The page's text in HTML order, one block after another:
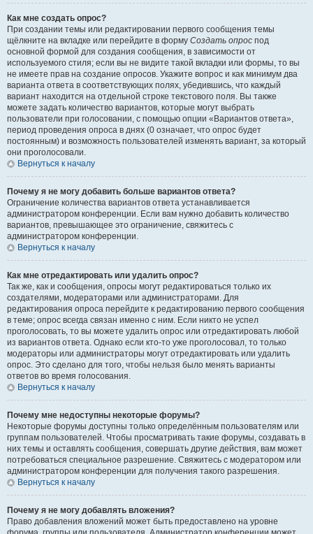
Как мне создать опрос?
При создании темы или редактировании первого сообщения темы
щёлкните на вкладке или перейдите в форму Создать опрос под
основной формой для создания сообщения, в зависимости от
используемого стиля; если вы не видите такой вкладки или формы, то вы
не имеете прав на создание опросов. Укажите вопрос и как минимум два
варианта ответа в соответствующих полях, убедившись, что каждый
вариант находится на отдельной строке текстового поля. Вы также
можете задать количество вариантов, которые могут выбрать
пользователи при голосовании, с помощью опции «Вариантов ответа»,
период проведения опроса в днях (0 означает, что опрос будет
постоянным) и возможность пользователей изменять вариант, за который
они проголосовали.
Вернуться к началу
Почему я не могу добавить больше вариантов ответа?
Ограничение количества вариантов ответа устанавливается
администратором конференции. Если вам нужно добавить количество
вариантов, превышающее это ограничение, свяжитесь с
администратором конференции.
Вернуться к началу
Как мне отредактировать или удалить опрос?
Так же, как и сообщения, опросы могут редактироваться только их
создателями, модераторами или администраторами. Для
редактирования опроса перейдите к редактированию первого сообщения
в теме; опрос всегда связан именно с ним. Если никто не успел
проголосовать, то вы можете удалить опрос или отредактировать любой
из вариантов ответа. Однако если кто-то уже проголосовал, то только
модераторы или администраторы могут отредактировать или удалить
опрос. Это сделано для того, чтобы нельзя было менять варианты
ответов во время голосования.
Вернуться к началу
Почему мне недоступны некоторые форумы?
Некоторые форумы доступны только определённым пользователям или
группам пользователей. Чтобы просматривать такие форумы, создавать в
них темы и оставлять сообщения, совершать другие действия, вам может
потребоваться специальное разрешение. Свяжитесь с модератором или
администратором конференции для получения такого разрешения.
Вернуться к началу
Почему я не могу добавлять вложения?
Право добавления вложений может быть предоставлено на уровне